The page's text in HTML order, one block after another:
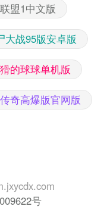
盟1中文版
大战95版安卓版
的球球单机版
奇高爆版官网版
号